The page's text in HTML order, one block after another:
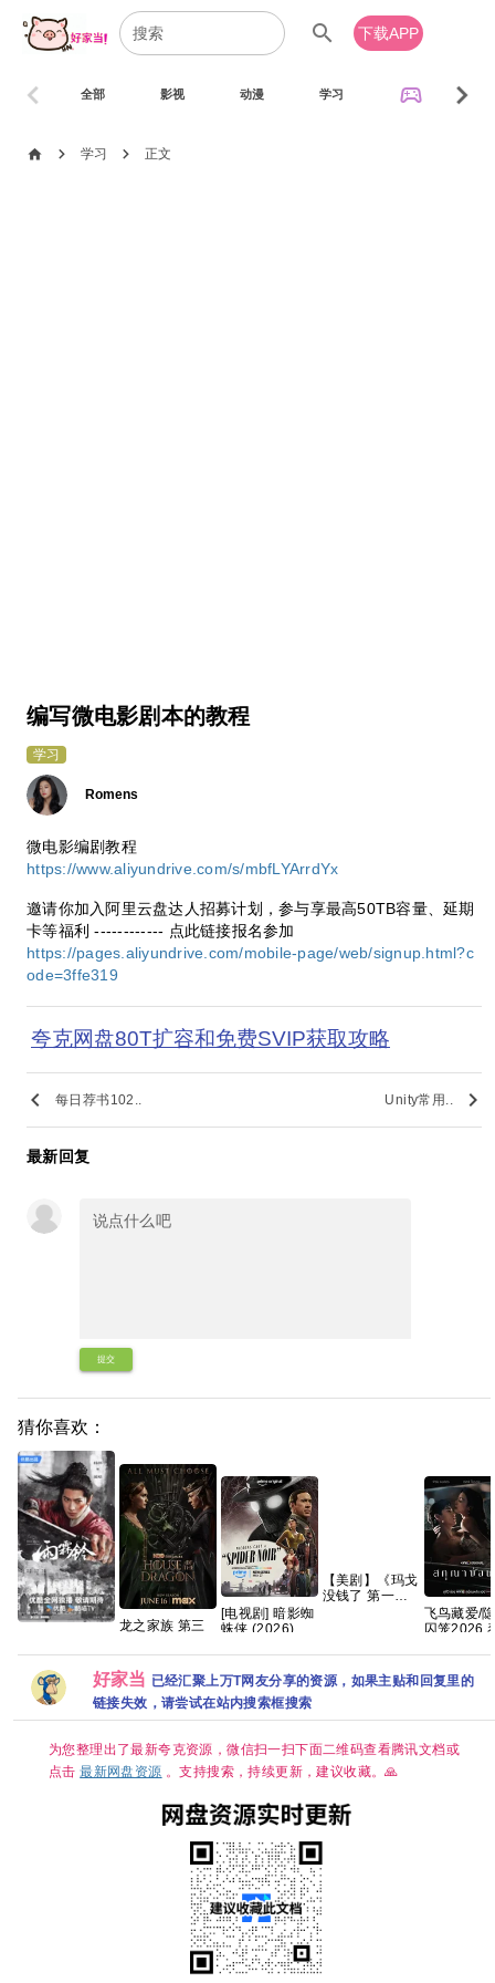
search 下载APP
全部 影视 动漫 学习 sports_esports
chevron_left chevron_right
home chevron_right 学习 chevron_right 正文
编写微电影剧本的教程
学习
Romens
微电影编剧教程
https://www.aliyundrive.com/s/mbfLYArrdYx
邀请你加入阿里云盘达人招募计划，参与享最高50TB容量、延期
卡等福利 ------------ 点此链接报名参加
https://pages.aliyundrive.com/mobile-page/web/signup.html?c
ode=3ffe319
夸克网盘80T扩容和免费SVIP获取攻略
keyboard_arrow_left 每日荐书102.. Unity常用.. keyboard_arrow_right
最新回复
提交
猜你喜欢：
大结局 4K高码
率 【夸克百度
网盘+】
龙之家族 第三
集]
[4K.DV.HDR]
[高码率][内封简
繁英][附1-2季]
[8GB集]
[电视剧] 暗影蜘
蛛侠 (2026)
字 (全8集)
[23.5G]
【美剧】《玛戈
没钱了 第一季
全】【14.5G】
飞鸟藏爱/
囚笼2026
好家当 已经汇聚上万T网友分享的资源，如果主贴和回复里的
链接失效，请尝试在站内搜索框搜索
为您整理出了最新夸克资源，微信扫一扫下面二维码查看腾讯文档或
点击最新网盘资源 。支持搜索，持续更新，建议收藏。🙏